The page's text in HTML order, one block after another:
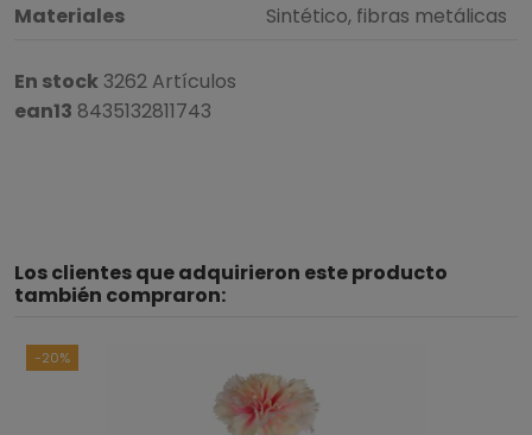
Materiales
Sintético, fibras metálicas
En stock 3262 Artículos
ean13 8435132811743
Los clientes que adquirieron este producto
también compraron:
-20%